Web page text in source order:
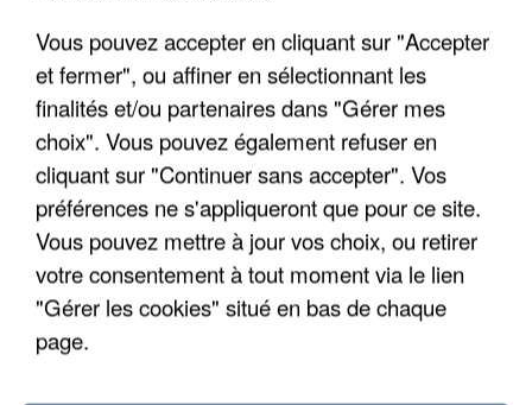
APRÈS TOUTES CES CANICULES, LES REFUGES
DE FAUNE SAUVAGE SONT...
Vous pouvez accepter en cliquant sur "Accepter
et fermer", ou affiner en sélectionnant les
finalités et/ou partenaires dans "Gérer mes
choix". Vous pouvez également refuser en
cliquant sur "Continuer sans accepter". Vos
préférences ne s'appliqueront que pour ce site.
Vous pouvez mettre à jour vos choix, ou retirer
votre consentement à tout moment via le lien
"Gérer les cookies" situé en bas de chaque
page.